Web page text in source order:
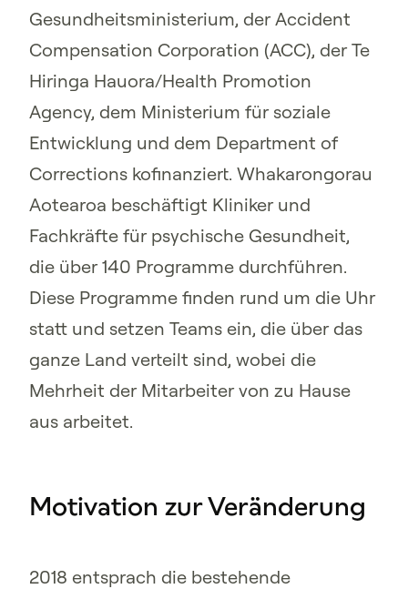
Gesundheitsministerium, der Accident
Compensation Corporation (ACC), der Te
Hiringa Hauora/Health Promotion
Agency, dem Ministerium für soziale
Entwicklung und dem Department of
Corrections kofinanziert. Whakarongorau
Aotearoa beschäftigt Kliniker und
Fachkräfte für psychische Gesundheit,
die über 140 Programme durchführen.
Diese Programme finden rund um die Uhr
statt und setzen Teams ein, die über das
ganze Land verteilt sind, wobei die
Mehrheit der Mitarbeiter von zu Hause
aus arbeitet.
Motivation zur Veränderung
2018 entsprach die bestehende